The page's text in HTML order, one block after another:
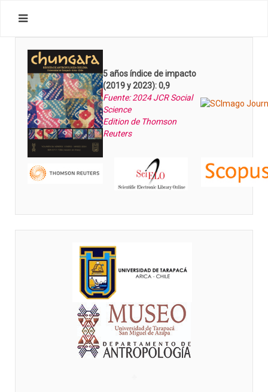
5 años índice de impacto
(2019 y 2023): 0,9
Fuente: 2024 JCR Social
Science
Edition de Thomson
Reuters